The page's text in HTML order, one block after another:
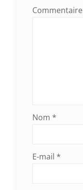
Commentaire
Nom *
E-mail *